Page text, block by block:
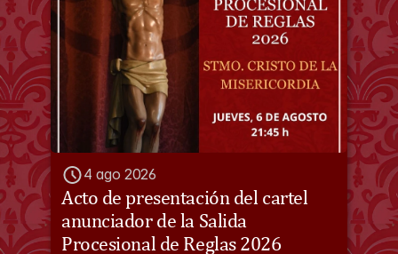
4 ago 2026
Acto de presentación del cartel
anunciador de la Salida
Procesional de Reglas 2026